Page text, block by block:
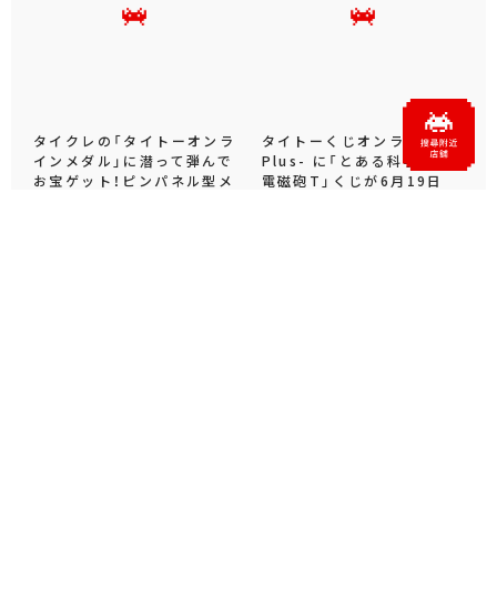
タイクレの「タイトーオンラ
インメダル」に潜って弾んで
お宝ゲット！ピンパネル型メ
タイトーくじオンライン -
Plus- に「とある科学の超
電磁砲T」くじが6月19日